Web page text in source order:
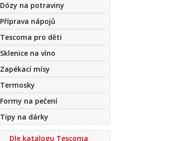
Dózy na potraviny
Příprava nápojů
Tescoma pro děti
Sklenice na víno
Zapékací mísy
Termosky
Formy na pečení
Tipy na dárky
Dle katalogu Tescoma